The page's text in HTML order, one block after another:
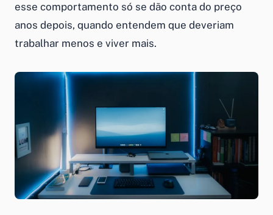
esse comportamento só se dão conta do preço
anos depois, quando entendem que deveriam
trabalhar menos e viver mais.